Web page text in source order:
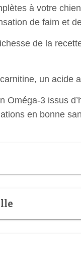
à votre
de faim et
de la
un acide
Oméga-3 issus
en bonne